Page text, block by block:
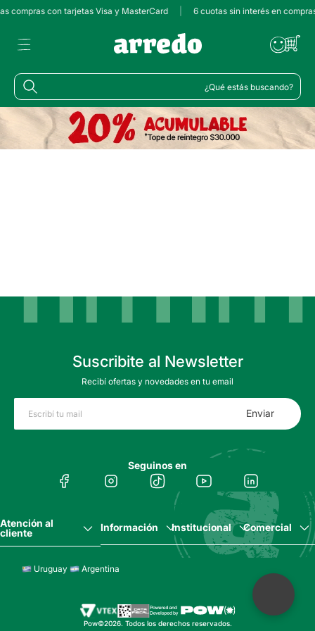
compras con tarjetas Visa y MasterCard 6 cuotas sin interés en
¿Qué estás buscando?
Suscribite al Newsletter
Recibí ofertas y novedades en tu email
Enviar
Seguinos en
Atención al
cliente
Información Institucional Comercial
Uruguay Argentina
Pow©2026. Todos los derechos reservados.